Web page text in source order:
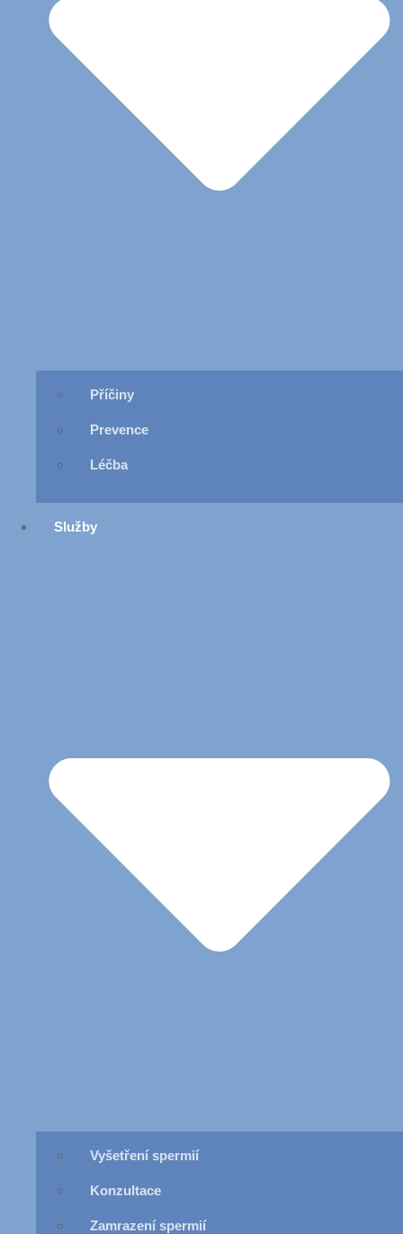
Příčiny
Prevence
Léčba
Služby
Vyšetření spermií
Konzultace
Zamrazení spermií